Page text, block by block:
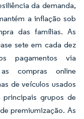
da demanda,
a inflação sob
das famílias. As
sete em cada dez
pagamentos via
compras online
de veículos usados
grupos de
premiumização. As